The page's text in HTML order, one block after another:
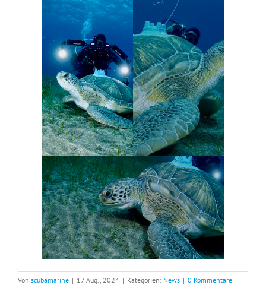
Von scubamarine | 17 Aug., 2024 | Kategorien: News | 0 Kommentare